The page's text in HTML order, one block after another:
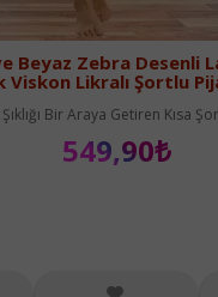
Beyaz Zebra Desenli
Viskon Likralı Şortlu
Bir Araya Getiren Kısa
549,90₺